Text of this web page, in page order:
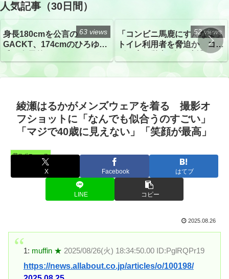
人気記事（30日間）
身長180cmを公言の
GACKT、174cmのひろゆき
トざわつき イベントでの写
真が話題
63 views
「コンビニ馬鹿にすんなよ」
トイレ利用者を脅迫か コン
52 views
綾瀬はるかがメンズウェアを着る 撮影オ
フショットに「なんでも似合うのすごい」
「マジで40歳に見えない」「笑顔が最高」
芸スポニュース
X Facebook はてブ
LINE コピー
2025.08.26
1: muffin ★ 2025/08/26(火) 18:34:50.00 ID:PglRQPr19
https://news.allabout.co.jp/articles/o/100198/